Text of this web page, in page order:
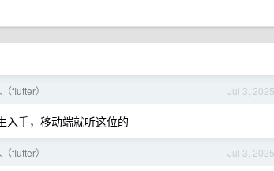
Jul 3, 2025
flutter）
入手，移动端就听这位的
Jul 3, 2025
flutter）